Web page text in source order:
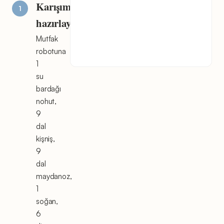
Karışımı
hazırlayın
Mutfak
robotuna
1
su
bardağı
nohut,
9
dal
kişniş,
9
dal
maydanoz,
1
soğan,
6